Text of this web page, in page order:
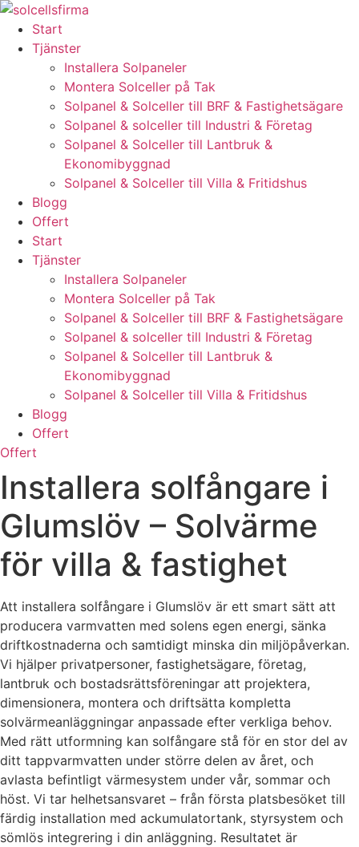
Skip
content
Start
Tjänster
Installera Solpaneler
Montera Solceller på Tak
Solpanel & Solceller till BRF & Fastighetsägare
Solpanel & solceller till Industri & Företag
Solpanel & Solceller till Lantbruk &
Ekonomibyggnad
Solpanel & Solceller till Villa & Fritidshus
Blogg
Offert
Start
Tjänster
Installera Solpaneler
Montera Solceller på Tak
Solpanel & Solceller till BRF & Fastighetsägare
Solpanel & solceller till Industri & Företag
Solpanel & Solceller till Lantbruk &
Ekonomibyggnad
Solpanel & Solceller till Villa & Fritidshus
Blogg
Offert
Offert
Installera solfångare i
Glumslöv – Solvärme
för villa & fastighet
Att installera solfångare i Glumslöv är ett smart sätt att
producera varmvatten med solens egen energi, sänka
driftkostnaderna och samtidigt minska din miljöpåverkan.
Vi hjälper privatpersoner, fastighetsägare, företag,
lantbruk och bostadsrättsföreningar att projektera,
dimensionera, montera och driftsätta kompletta
solvärmeanläggningar anpassade efter verkliga behov.
Med rätt utformning kan solfångare stå för en stor del av
ditt tappvarmvatten under större delen av året, och
avlasta befintligt värmesystem under vår, sommar och
höst. Vi tar helhetsansvaret – från första platsbesöket till
färdig installation med ackumulatortank, styrsystem och
sömlös integrering i din anläggning. Resultatet är